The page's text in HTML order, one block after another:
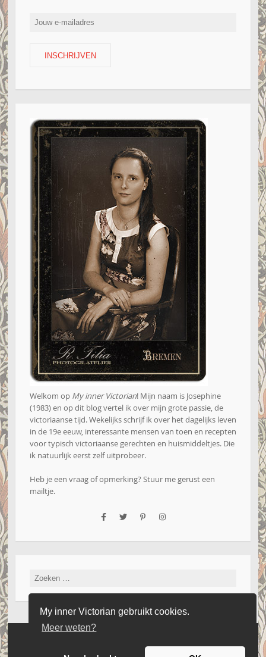
My inner Victorian gebruikt cookies.
Meer weten?
Welkom op My inner Victorian! Mijn naam is Josephine
(1983) en op dit blog vertel ik over mijn grote passie, de
victoriaanse tijd. Wekelijks schrijf ik over het dagelijks leven
in de 19e eeuw, interessante mensen van toen en recepten
voor typisch victoriaanse gerechten en huismiddeltjes. Die
ik natuurlijk eerst zelf uitprobeer.
Heb je een vraag of opmerking? Stuur me gerust een
mailtje.
Zoeken